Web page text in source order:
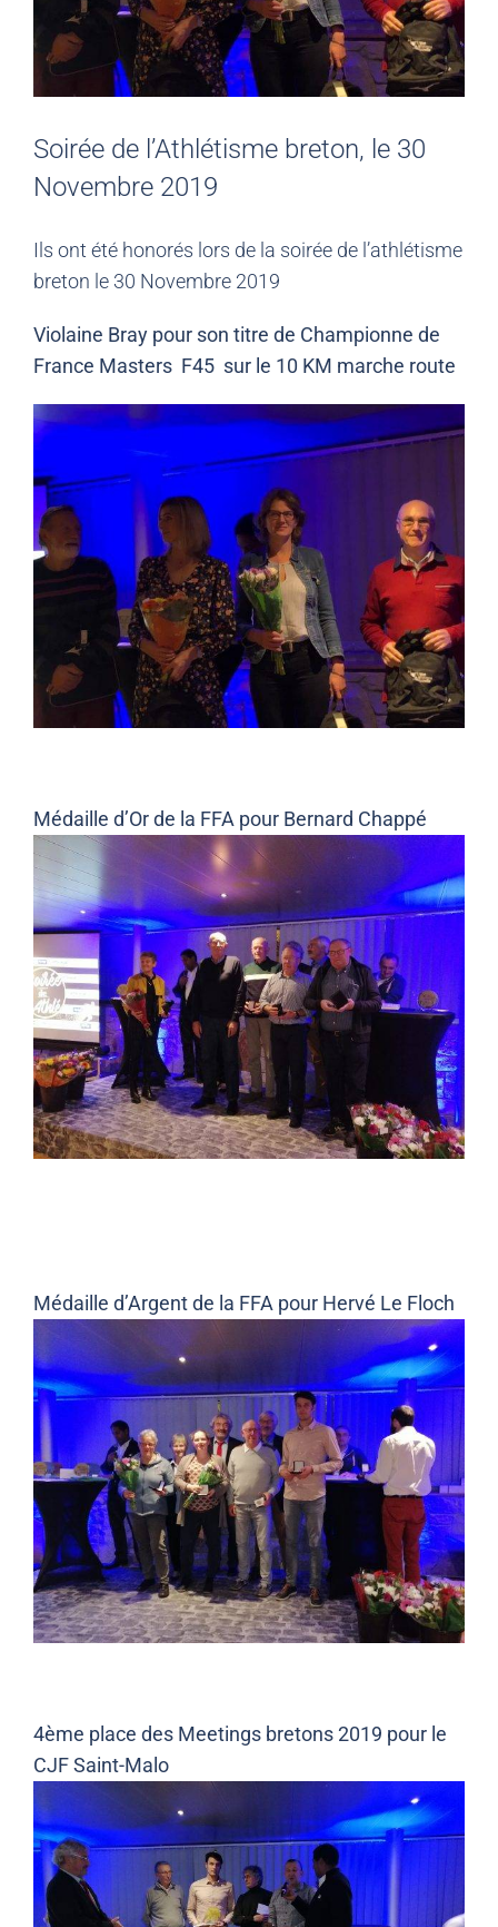
Soirée de l’Athlétisme breton, le 30
Novembre 2019
Ils ont été honorés lors de la soirée de l’athlétisme
breton le 30 Novembre 2019
Violaine Bray pour son titre de Championne de
France Masters F45 sur le 10 KM marche route
Médaille d’Or de la FFA pour Bernard Chappé
Médaille d’Argent de la FFA pour Hervé Le Floch
4ème place des Meetings bretons 2019 pour le
CJF Saint-Malo